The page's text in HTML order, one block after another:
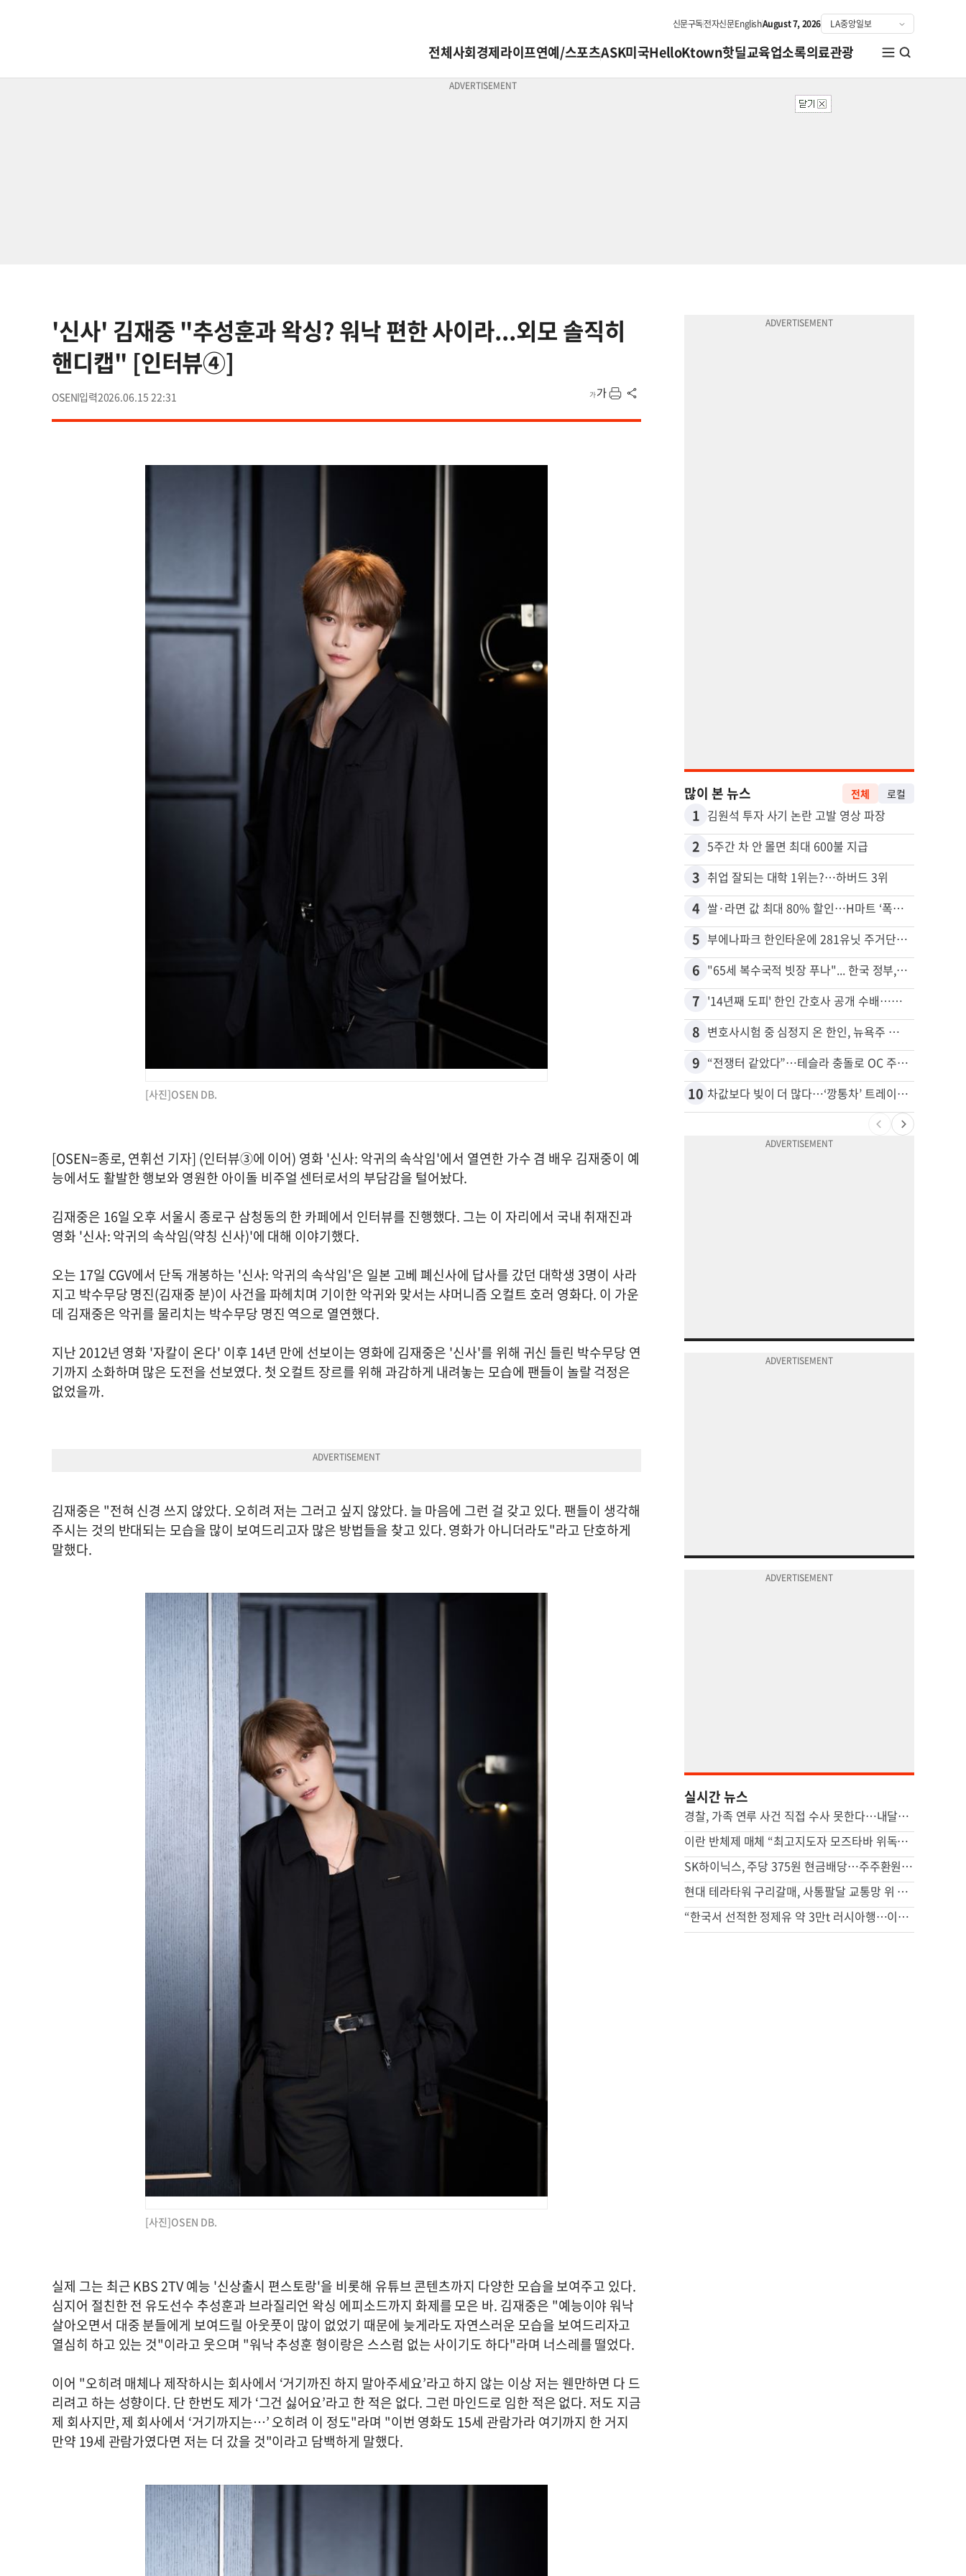
신문구독전자신문EnglishAugust 7, 2026
전체사회경제라이프연예/스포츠ASK미국HelloKtown핫딜교육업소록의료관광
'신사' 김재중 "추성훈과 왁싱? 워낙 편한 사이라...외모 솔직히
핸디캡" [인터뷰④]
OSEN 2026.06.15 22:31
[사진]OSEN DB.
[OSEN=종로, 연휘선 기자] (인터뷰③에 이어) 영화 '신사: 악귀의 속삭임'에서 열연한 가수 겸 배우 김재중이 예
능에서도 활발한 행보와 영원한 아이돌 비주얼 센터로서의 부담감을 털어놨다.
김재중은 16일 오후 서울시 종로구 삼청동의 한 카페에서 인터뷰를 진행했다. 그는 이 자리에서 국내 취재진과
영화 '신사: 악귀의 속삭임(약칭 신사)'에 대해 이야기했다.
오는 17일 CGV에서 단독 개봉하는 '신사: 악귀의 속삭임'은 일본 고베 폐신사에 답사를 갔던 대학생 3명이 사라
지고 박수무당 명진(김재중 분)이 사건을 파헤치며 기이한 악귀와 맞서는 샤머니즘 오컬트 호러 영화다. 이 가운
데 김재중은 악귀를 물리치는 박수무당 명진 역으로 열연했다.
지난 2012년 영화 '자칼이 온다' 이후 14년 만에 선보이는 영화에 김재중은 '신사'를 위해 귀신 들린 박수무당 연
기까지 소화하며 많은 도전을 선보였다. 첫 오컬트 장르를 위해 과감하게 내려놓는 모습에 팬들이 놀랄 걱정은
없었을까.
김재중은 "전혀 신경 쓰지 않았다. 오히려 저는 그러고 싶지 않았다. 늘 마음에 그런 걸 갖고 있다. 팬들이 생각해
주시는 것의 반대되는 모습을 많이 보여드리고자 많은 방법들을 찾고 있다. 영화가 아니더라도"라고 단호하게
말했다.
[사진]OSEN DB.
실제 그는 최근 KBS 2TV 예능 '신상출시 편스토랑'을 비롯해 유튜브 콘텐츠까지 다양한 모습을 보여주고 있다.
심지어 절친한 전 유도선수 추성훈과 브라질리언 왁싱 에피소드까지 화제를 모은 바. 김재중은 "예능이야 워낙
살아오면서 대중 분들에게 보여드릴 아웃풋이 많이 없었기 때문에 늦게라도 자연스러운 모습을 보여드리자고
열심히 하고 있는 것"이라고 웃으며 "워낙 추성훈 형이랑은 스스럼 없는 사이기도 하다"라며 너스레를 떨었다.
이어 "오히려 매체나 제작하시는 회사에서 ‘거기까진 하지 말아주세요’라고 하지 않는 이상 저는 웬만하면 다 드
리려고 하는 성향이다. 단 한번도 제가 ‘그건 싫어요’라고 한 적은 없다. 그런 마인드로 임한 적은 없다. 저도 지금
제 회사지만, 제 회사에서 ‘거기까지는…’ 오히려 이 정도"라며 "이번 영화도 15세 관람가라 여기까지 한 거지
만약 19세 관람가였다면 저는 더 갔을 것"이라고 담백하게 말했다.
많이 본 뉴스 전체 로컬
1 김원석 투자 사기 논란 고발 영상 파장
2 5주간 차 안 몰면 최대 600불 지급
3 취업 잘되는 대학 1위는?…하버드 3위
4 쌀·라면 값 최대 80% 할인…H마트 ‘폭탄 세일’
5 부에나파크 한인타운에 281유닛 주거단지 들어선다
6 "65세 복수국적 빗장 푸나"... 한국 정부, 연령 완화 전면 추진
7 '14년째 도피' 한인 간호사 공개 수배…메디케어 사기 유죄
8 변호사시험 중 심정지 온 한인, 뉴욕주 제소
9 “전쟁터 같았다”…테슬라 충돌로 OC 주택 4채 파손
10 차값보다 빚이 더 많다…‘깡통차’ 트레이드인 급증
실시간 뉴스
경찰, 가족 연루 사건 직접 수사 못한다…내달부터 ‘상피제’ 도입
이란 반체제 매체 “최고지도자 모즈타바 위독…수뇌부 소문 파다”
SK하이닉스, 주당 375원 현금배당…주주환원책 9월 내 발표
현대 테라타워 구리갈매, 사통팔달 교통망 위 복합 비즈니스 캠퍼스
“한국서 선적한 정제유 약 3만t 러시아행…이례적 거래”